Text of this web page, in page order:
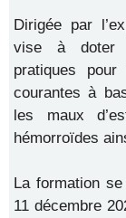
Dirigée par
vise à doter
pratiques
courantes à
les maux
hémorroïdes
La formation
11 décembre